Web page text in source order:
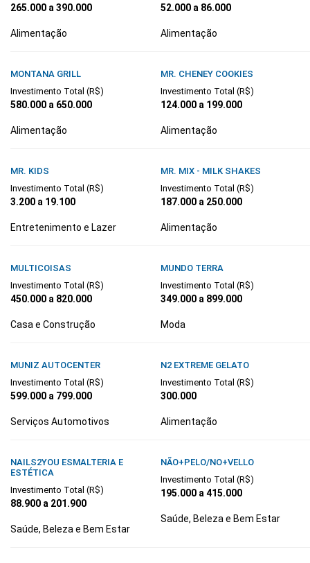
265.000 a 390.000
Alimentação
52.000 a 86.000
Alimentação
MONTANA GRILL
Investimento Total (R$)
580.000 a 650.000
Alimentação
MR. CHENEY COOKIES
Investimento Total (R$)
124.000 a 199.000
Alimentação
MR. KIDS
Investimento Total (R$)
3.200 a 19.100
Entretenimento e Lazer
MR. MIX - MILK SHAKES
Investimento Total (R$)
187.000 a 250.000
Alimentação
MULTICOISAS
Investimento Total (R$)
450.000 a 820.000
Casa e Construção
MUNDO TERRA
Investimento Total (R$)
349.000 a 899.000
Moda
MUNIZ AUTOCENTER
Investimento Total (R$)
599.000 a 799.000
Serviços Automotivos
N2 EXTREME GELATO
Investimento Total (R$)
300.000
Alimentação
NAILS2YOU ESMALTERIA E
ESTÉTICA
Investimento Total (R$)
88.900 a 201.900
Saúde, Beleza e Bem Estar
NÃO+PELO/NO+VELLO
Investimento Total (R$)
195.000 a 415.000
Saúde, Beleza e Bem Estar